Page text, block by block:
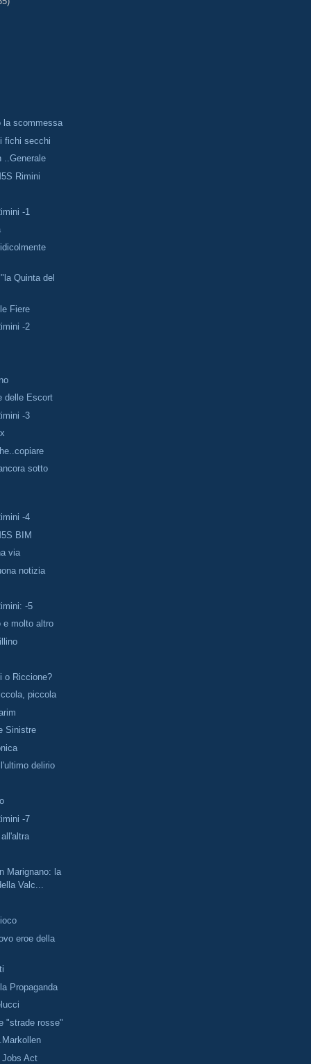
la scommessa
fichi secchi
..Generale
Rimini
-1
Quinta del
Fiere
-2
delle Escort
-3
sotto
-4
BIM
via
notizia
-5
e molto altro
o Riccione?
piccola
Sinistre
l'ultimo delirio
-7
Marignano: la
Valc...
eroe della
Propaganda
"strade rosse"
Jobs Act